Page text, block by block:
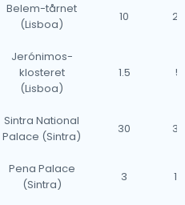
Belem-tårnet
(Lisboa)
10
Jerónimos-
klosteret
(Lisboa)
1.5 5
Sintra National
Palace (Sintra)
30
Pena Palace
(Sintra)
3